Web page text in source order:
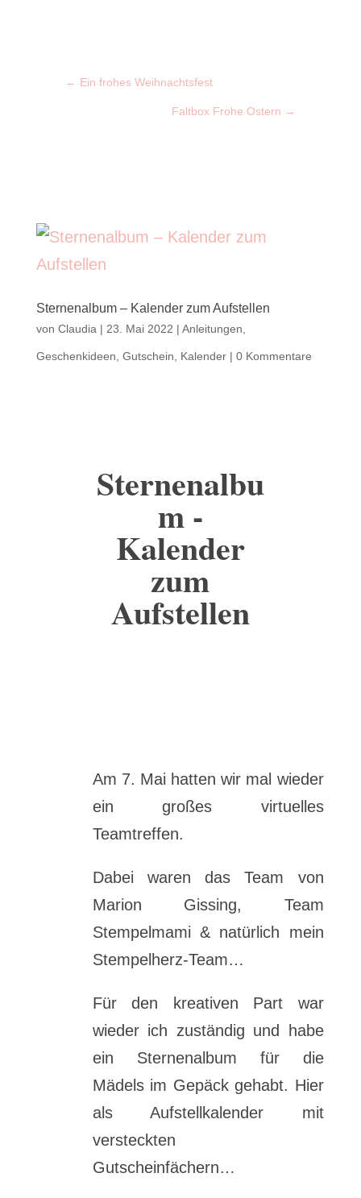
← Ein frohes Weihnachtsfest
Faltbox Frohe Ostern →
Sternenalbum – Kalender zum Aufstellen
von Claudia | 23. Mai 2022 | Anleitungen
Geschenkideen Gutschein Kalender| 0 Kommentare
Sternenalbu
m -
Kalender
zum
Aufstellen
Am 7. Mai hatten wir mal wieder
ein großes virtuelles
Teamtreffen.
Dabei waren das Team von
Marion Gissing, Team
Stempelmami & natürlich mein
Stempelherz-Team…
Für den kreativen Part war
wieder ich zuständig und habe
ein Sternenalbum für die
Mädels im Gepäck gehabt. Hier
als Aufstellkalender mit
versteckten
Gutscheinfächern…